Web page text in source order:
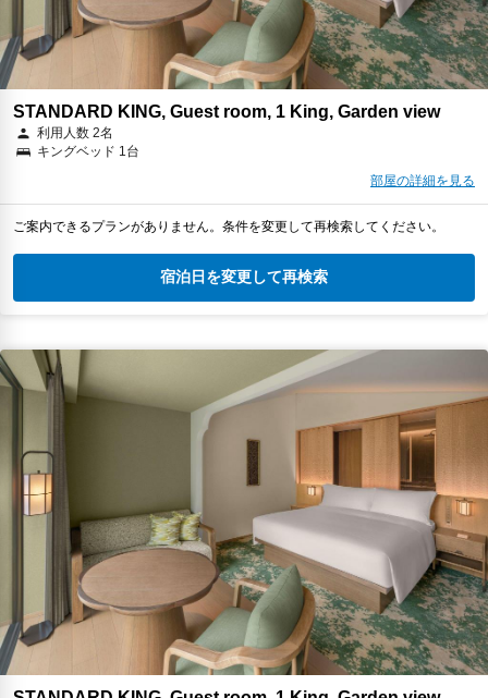
STANDARD KING, Guest room, 1 King, Garden view
利用人数 2名
キングベッド 1台
部屋の詳細を見る
ご案内できるプランがありません。条件を変更して再検索してください。
宿泊日を変更して再検索